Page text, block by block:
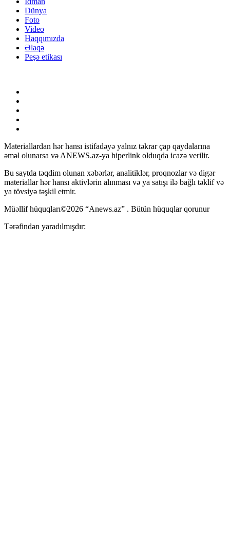
Dünya
Foto
Video
Haqqımızda
Əlaqə
Peşə etikası
Materiallardan hər hansı istifadəyə yalnız təkrar çap qaydalarına
əməl olunarsa və ANEWS.az-ya hiperlink olduqda icazə verilir.
Bu saytda təqdim olunan xəbərlər, analitiklər, proqnozlar və digər
materiallar hər hansı aktivlərin alınması və ya satışı ilə bağlı təklif və
ya tövsiyə təşkil etmir.
Müəllif hüquqları©2026 “Anews.az” . Bütün hüquqlar qorunur
Tərəfindən yaradılmışdır: